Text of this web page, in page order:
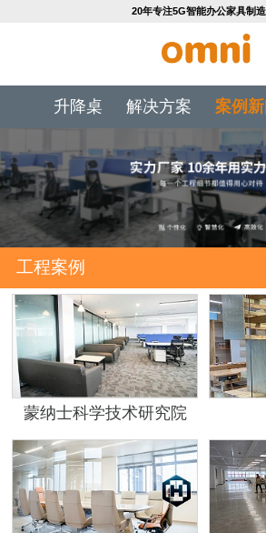
20年专注5G智能办公家具制
升降桌 解决方案 案例新
工程案例
蒙纳士科学技术研究院